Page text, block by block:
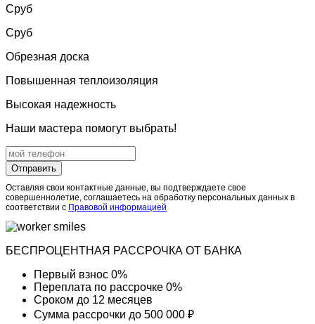
Сруб
Сруб
Обрезная доска
Повышенная теплоизоляция
Высокая надежность
Наши мастера помогут выбрать!
Отправить
Оставляя свои контактные данные, вы подтверждаете свое
совершеннолетие, соглашаетесь на обработку персональных данных в
соответствии с Правовой информацией
БЕСПРОЦЕНТНАЯ РАССРОЧКА ОТ БАНКА
Первый взнос 0%
Переплата по рассрочке 0%
Сроком до 12 месяцев
Сумма рассрочки до 500 000 ₽